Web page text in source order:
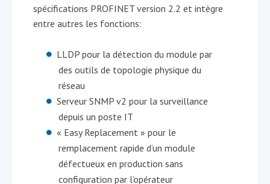
spécifications PROFINET version 2.2 et intègre
entre autres les fonctions:
LLDP pour la détection du module par
des outils de topologie physique du
réseau
Serveur SNMP v2 pour la surveillance
depuis un poste IT
« Easy Replacement » pour le
remplacement rapide d’un module
défectueux en production sans
configuration par l’opérateur